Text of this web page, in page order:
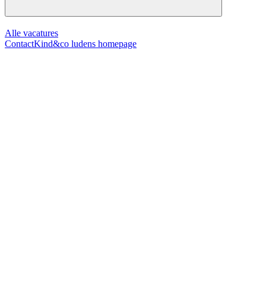
Alle vacatures
ContactKind&co ludens homepage